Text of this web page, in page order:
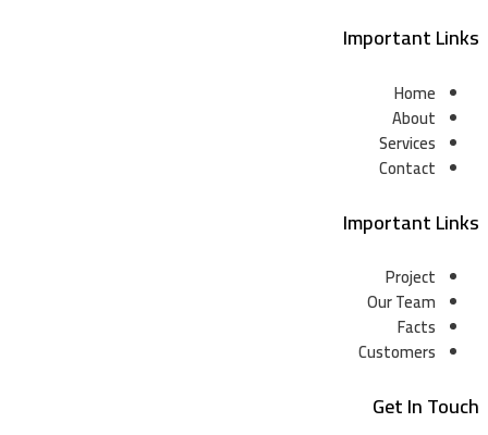
Important Links
Home
About
Services
Contact
Important Links
Project
Our Team
Facts
Customers
Get In Touch